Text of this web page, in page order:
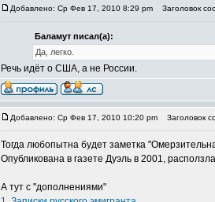
Добавлено: Ср Фев 17, 2010 8:29 pm Заголовок
Баламут писал(а):
Да, легко.
Речь идёт о США, а не России.
Добавлено: Ср Фев 17, 2010 10:20 pm Заголовок
Тогда любопытна будет заметка
Опубликована в газете Дуэль в 2001,
А тут с "дополнениями"